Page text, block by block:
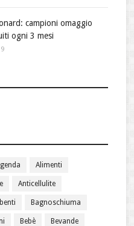
campioni omaggio
ogni 3 mesi
Alimenti
Anticellulite
Bagnoschiuma
Bebè Bevande